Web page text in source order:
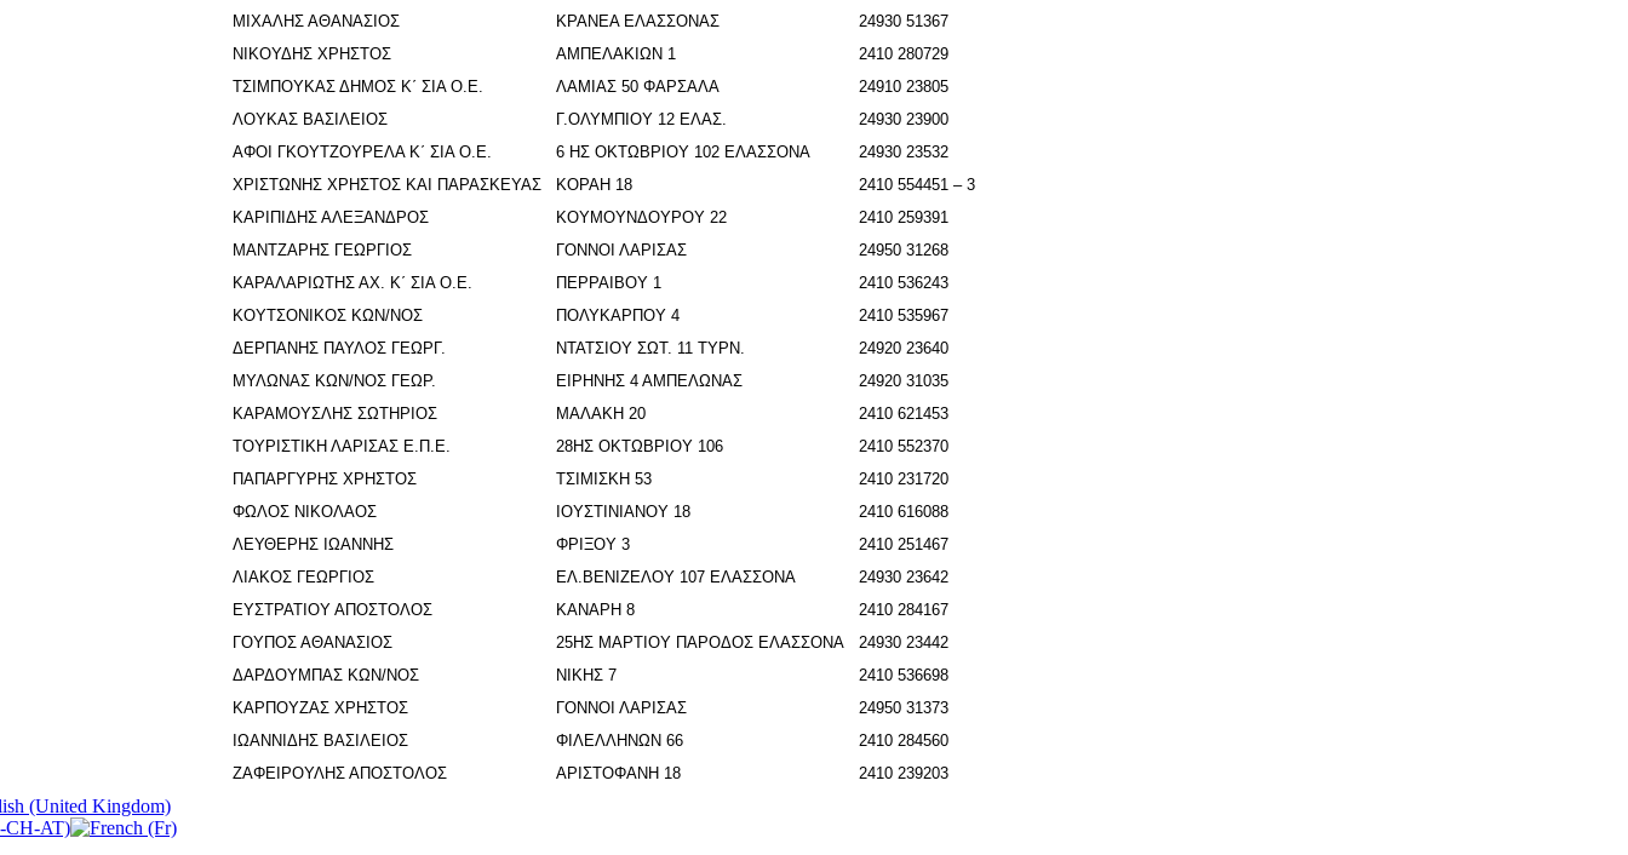
ΜΙΧΑΛΗΣ ΑΘΑΝΑΣΙΟΣ
ΚΡΑΝΕΑ ΕΛΑΣΣΟΝΑΣ
24930 51367
ΝΙΚΟΥΔΗΣ ΧΡΗΣΤΟΣ
ΑΜΠΕΛΑΚΙΩΝ 1
2410 280729
ΤΣΙΜΠΟΥΚΑΣ ΔΗΜΟΣ Κ΄ ΣΙΑ Ο.Ε.
ΛΑΜΙΑΣ 50 ΦΑΡΣΑΛΑ
24910 23805
ΛΟΥΚΑΣ ΒΑΣΙΛΕΙΟΣ
Γ.ΟΛΥΜΠΙΟΥ 12 ΕΛΑΣ.
24930 23900
ΑΦΟΙ ΓΚΟΥΤΖΟΥΡΕΛΑ Κ΄ ΣΙΑ Ο.Ε.
6 ΗΣ ΟΚΤΩΒΡΙΟΥ 102 ΕΛΑΣΣΟΝA
24930 23532
XΡΙΣΤΩΝΗΣ ΧΡΗΣΤΟΣ ΚΑΙ ΠΑΡΑΣΚΕΥΑΣ
ΚΟΡΑΗ 18
2410 554451 – 3
ΚΑΡΙΠΙΔΗΣ ΑΛΕΞΑΝΔΡΟΣ
ΚΟΥΜΟΥΝΔΟΥΡΟΥ 22
2410 259391
ΜΑΝΤΖΑΡΗΣ ΓΕΩΡΓΙΟΣ
ΓΟΝΝΟΙ ΛΑΡΙΣΑΣ
24950 31268
ΚΑΡΑΛΑΡΙΩΤΗΣ ΑΧ. Κ΄ ΣΙΑ Ο.Ε.
ΠΕΡΡΑΙΒΟΥ 1
2410 536243
ΚΟΥΤΣΟΝΙΚΟΣ ΚΩΝ/ΝΟΣ
ΠΟΛΥΚΑΡΠΟΥ 4
2410 535967
ΔΕΡΠΑΝΗΣ ΠΑΥΛΟΣ ΓΕΩΡΓ.
ΝΤΑΤΣΙΟΥ ΣΩΤ. 11 ΤΥΡΝ.
24920 23640
ΜΥΛΩΝΑΣ ΚΩΝ/ΝΟΣ ΓΕΩΡ.
ΕΙΡΗΝΗΣ 4 ΑΜΠΕΛΩΝΑΣ
24920 31035
ΚΑΡΑΜΟΥΣΛΗΣ ΣΩΤΗΡΙΟΣ
ΜΑΛΑΚΗ 20
2410 621453
ΤΟΥΡΙΣΤΙΚΗ ΛΑΡΙΣΑΣ Ε.Π.Ε.
28ΗΣ ΟΚΤΩΒΡΙΟΥ 106
2410 552370
ΠΑΠΑΡΓΥΡΗΣ ΧΡΗΣΤΟΣ
ΤΣΙΜΙΣΚΗ 53
2410 231720
ΦΩΛΟΣ ΝΙΚΟΛΑΟΣ
ΙΟΥΣΤΙΝΙΑΝΟΥ 18
2410 616088
ΛΕΥΘΕΡΗΣ ΙΩΑΝΝΗΣ
ΦΡΙΞΟΥ 3
2410 251467
ΛΙΑΚΟΣ ΓΕΩΡΓΙΟΣ
ΕΛ.ΒΕΝΙΖΕΛΟΥ 107 ΕΛΑΣΣΟΝΑ
24930 23642
ΕΥΣΤΡΑΤΙΟΥ ΑΠΟΣΤΟΛΟΣ
ΚΑΝΑΡΗ 8
2410 284167
ΓΟΥΠΟΣ ΑΘΑΝΑΣΙΟΣ
25ΗΣ ΜΑΡΤΙΟΥ ΠΑΡΟΔΟΣ ΕΛΑΣΣΟΝΑ
24930 23442
ΔΑΡΔΟΥΜΠΑΣ ΚΩΝ/ΝΟΣ
ΝΙΚΗΣ 7
2410 536698
ΚΑΡΠΟΥΖΑΣ ΧΡΗΣΤΟΣ
ΓΟΝΝΟΙ ΛΑΡΙΣΑΣ
24950 31373
ΙΩΑΝΝΙΔΗΣ ΒΑΣΙΛΕΙΟΣ
ΦΙΛΕΛΛΗΝΩΝ 66
2410 284560
ΖΑΦΕΙΡΟΥΛΗΣ ΑΠΟΣΤΟΛΟΣ
ΑΡΙΣΤΟΦΑΝΗ 18 2410 239203